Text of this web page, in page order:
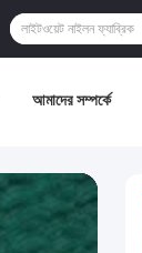
আমাদের সম্পর্কে